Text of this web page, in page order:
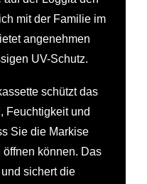
mit der Familie im
angenehmen
UV-Schutz.
schützt das
Feuchtigkeit und
Sie die Markise
können. Das
sichert die